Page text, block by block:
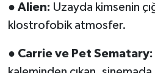
● Alien: Uzayda kimsenin
klostrofobik atmosfer.
● Carrie ve Pet Sematary: